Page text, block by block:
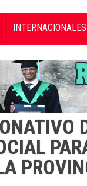
INTERNACIONALES